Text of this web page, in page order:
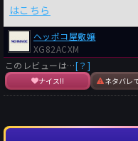
はこちら
ヘッポコ屋敷嬢
XG82ACXM
このレビューは…[？]
ナイス!! ネタバレ